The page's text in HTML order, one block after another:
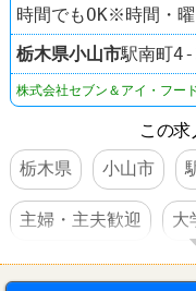
時間でもOK※時間・
栃木県小山市駅南町
株式会社セブン＆アイ・フー
この
栃木県
小山市
主婦・主夫歓迎 大
交通費支給 制服あ